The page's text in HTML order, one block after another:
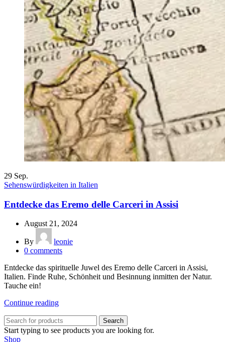
29 Sep.
Sehenswürdigkeiten in Italien
Entdecke das Eremo delle Carceri in Assisi
August 21, 2024
By
leonie
0 comments
Entdecke das spirituelle Juwel des Eremo delle Carceri in Assisi,
Italien. Finde Ruhe, Schönheit und Besinnung inmitten der Natur.
Tauche ein!
Continue reading
Search
Start typing to see products you are looking for.
Shop